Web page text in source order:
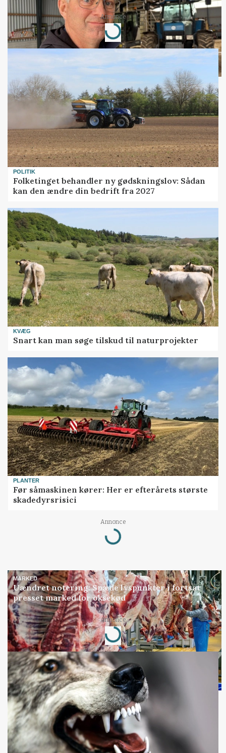
Annonce
Loading...
POLITIK
Folketinget behandler ny gødskningslov: Sådan
kan den ændre din bedrift fra 2027
KVÆG
Snart kan man søge tilskud til naturprojekter
PLANTER
Før såmaskinen kører: Her er efterårets største
skadedyrsrisici
Annonce
Loading...
MARKED
Uændret notering: Spæde lyspunkter i fortsat
presset marked for oksekød
Annonce
Loading...